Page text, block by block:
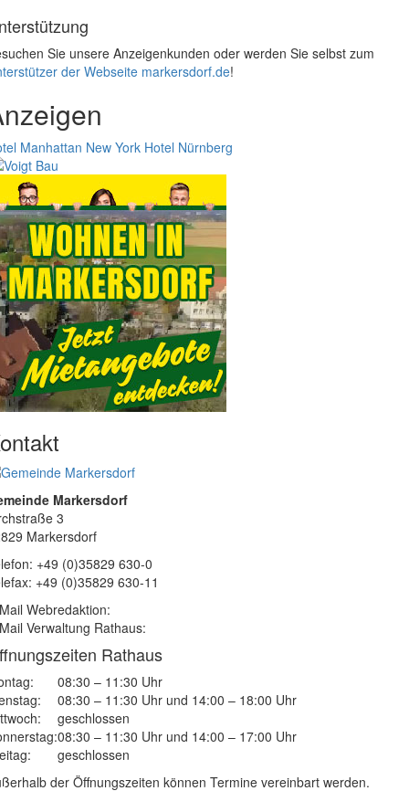
Sie unsere Anzeigenkunden oder werden Sie selbst zum
der Webseite markersdorf.de!
Manhattan New York Hotel Nürnberg
Markersdorf
3
Markersdorf
+49 (0)35829 630-0
+49 (0)35829 630-11
Webredaktion:
Verwaltung Rathaus:
Rathaus
08:30 – 11:30 Uhr
08:30 – 11:30 Uhr und 14:00 – 18:00 Uhr
geschlossen
08:30 – 11:30 Uhr und 14:00 – 17:00 Uhr
geschlossen
der Öffnungszeiten können Termine vereinbart werden.